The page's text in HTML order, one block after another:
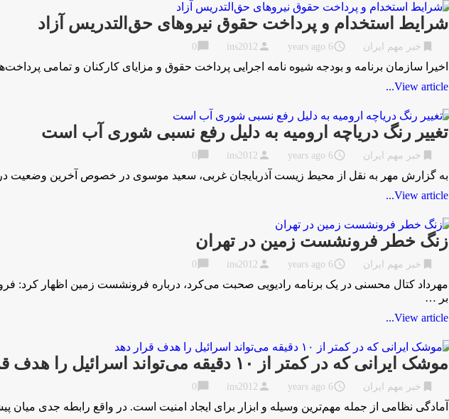
شرایط استخدام و پرداخت حقوق نیروهای حق‌التدریس آزاد
خبر مهم ایران access_time
6 years ago
person
ins2012
chat_bubble
0
اخیرا سازمان برنامه و بودجه شیوه نامه اجرایی پرداخت حقوق و مزایای کارکنان و تمامی
View article...
تغییر رنگ دریاچه ارومیه به دلیل رفع نسبی شوری آب است
خبر مهم ایران access_time
6 years ago
person
ins2012
chat_bubble
0
به گزارش مهر به نقل از محیط زیست آذربایجان غربی، سعید موسوی در خصوص آخرین وضعیت
View article...
زنگ خطر فرونشست زمین در تهران
خبر مهم ایران access_time
6 years ago
person
ins2012
chat_bubble
0
مهرداد کتال محسنی در یک برنامه رادیویی صحبت می‌کرد، درباره فرونشست زمین اظهار کرد:
بر …
View article...
موشک ایرانی که در کمتر از ۱۰ دقیقه می‌تواند اسرائیل را هدف قرار دهد
خبر مهم ایران access_time
6 years ago
person
ins2012
chat_bubble
0
آمادگی نظامی از جمله مهم‌ترین وسیله و ابزار برای ایجاد امنیت است. در واقع رابطه جدی